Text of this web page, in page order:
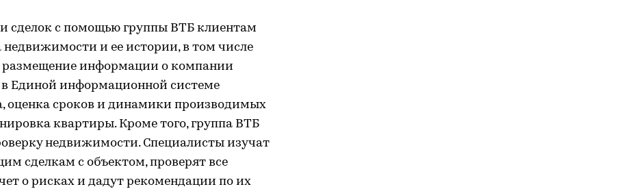
сделок с помощью группы ВТБ клиентам
недвижимости и ее истории, в том числе
размещение информации о компании
Единой информационной системе
оценка сроков и динамики производимых
квартиры. Кроме того, группа ВТБ
недвижимости. Специалисты изучат
сделкам с объектом, проверят все
о рисках и дадут рекомендации по их